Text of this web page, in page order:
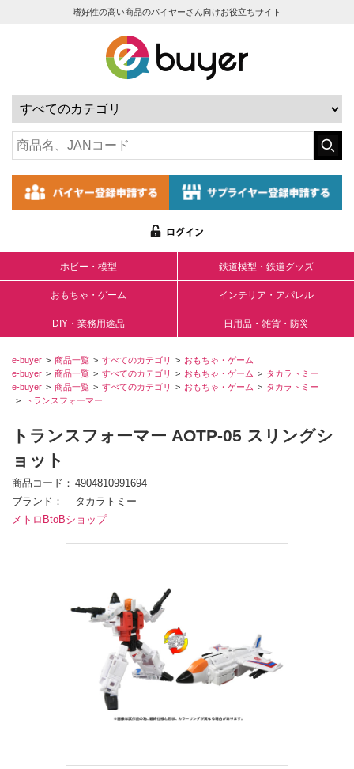
嗜好性の高い商品のバイヤーさん向けお役立ちサイト
ホビー・模型 鉄道模型・鉄道グッズ
おもちゃ・ゲーム インテリア・アパレル
DIY・業務用途品 日用品・雑貨・防災
e-buyer 商品一覧 すべてのカテゴリ
おもちゃ・ゲーム
e-buyer
商品一覧 すべてのカテゴリ おもちゃ・ゲーム
タカラトミー
e-buyer
商品一覧 すべてのカテゴリ おもちゃ・ゲーム
タカラトミー
トランスフォーマー
トランスフォーマー AOTP-05 スリングシ
ョット
商品コード
4904810991694
ブランド
タカラトミー
メトロBtoBショップ